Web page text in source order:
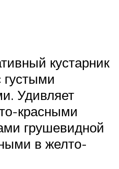
кустарник
Удивляет
красными
грушевидной
в желто-